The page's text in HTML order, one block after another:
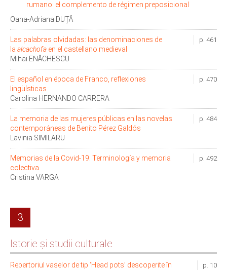
rumano: el complemento de régimen preposicional
Oana-Adriana DUȚĂ
p. 461
Las palabras olvidadas: las denominaciones de
la alcachofa en el castellano medieval
Mihai ENĂCHESCU
p. 470
El español en época de Franco, reflexiones
lingüísticas
Carolina HERNANDO CARRERA
p. 484
La memoria de las mujeres públicas en las novelas
contemporáneas de Benito Pérez Galdós
Lavinia SIMILARU
p. 492
Memorias de la Covid-19. Terminología y memoria
colectiva
Cristina VARGA
3
Istorie și studii culturale
p. 10
Repertoriul vaselor de tip ‘Head pots’ descoperite în